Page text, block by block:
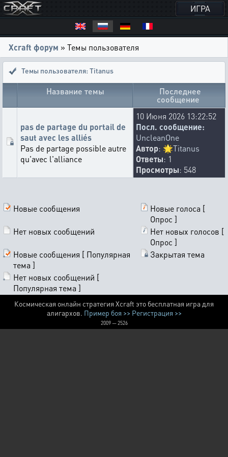
ИГРА
Xcraft форум » Темы пользователя
Темы пользователя: Titanus
Название темы Последнее
сообщение
pas de partage du portail de
saut avec les alliés
Pas de partage possible autre
qu'avec l'alliance
10 Июня 2026 13:22:52
Посл. сообщение:
UncleanOne
Автор: 🌟Titanus
Ответы: 1
Просмотры: 548
Новые сообщения
Новые голоса [
Опрос ]
Нет новых сообщений
Нет новых голосов [
Опрос ]
Новые сообщения [ Популярная
тема ]
Закрытая тема
Нет новых сообщений [
Популярная тема ]
Космическая онлайн стратегия Xcraft это бесплатная игра для
алигархов. Пример боя >> Регистрация >>
2009 — 2526